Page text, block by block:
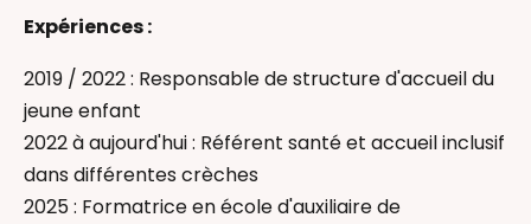
Expériences :
2019 / 2022 : Responsable de structure d'accueil du
jeune enfant
2022 à aujourd'hui : Référent santé et accueil inclusif
dans différentes crèches
2025 : Formatrice en école d'auxiliaire de